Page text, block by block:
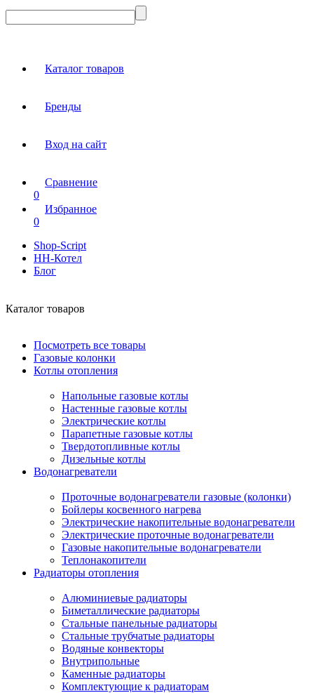
Каталог товаров
Бренды
Вход на сайт
Сравнение
0
Избранное
0
Shop-Script
НН-Котел
Блог
Каталог товаров
Посмотреть все товары
Газовые колонки
Котлы отопления
Напольные газовые котлы
Настенные газовые котлы
Электрические котлы
Парапетные газовые котлы
Твердотопливные котлы
Дизельные котлы
Водонагреватели
Проточные водонагреватели газовые (колонки)
Бойлеры косвенного нагрева
Электрические накопительные водонагреватели
Электрические проточные водонагреватели
Газовые накопительные водонагреватели
Теплонакопители
Радиаторы отопления
Алюминиевые радиаторы
Биметаллические радиаторы
Стальные панельные радиаторы
Стальные трубчатые радиаторы
Водяные конвекторы
Внутрипольные
Каменные радиаторы
Комплектующие к радиаторам